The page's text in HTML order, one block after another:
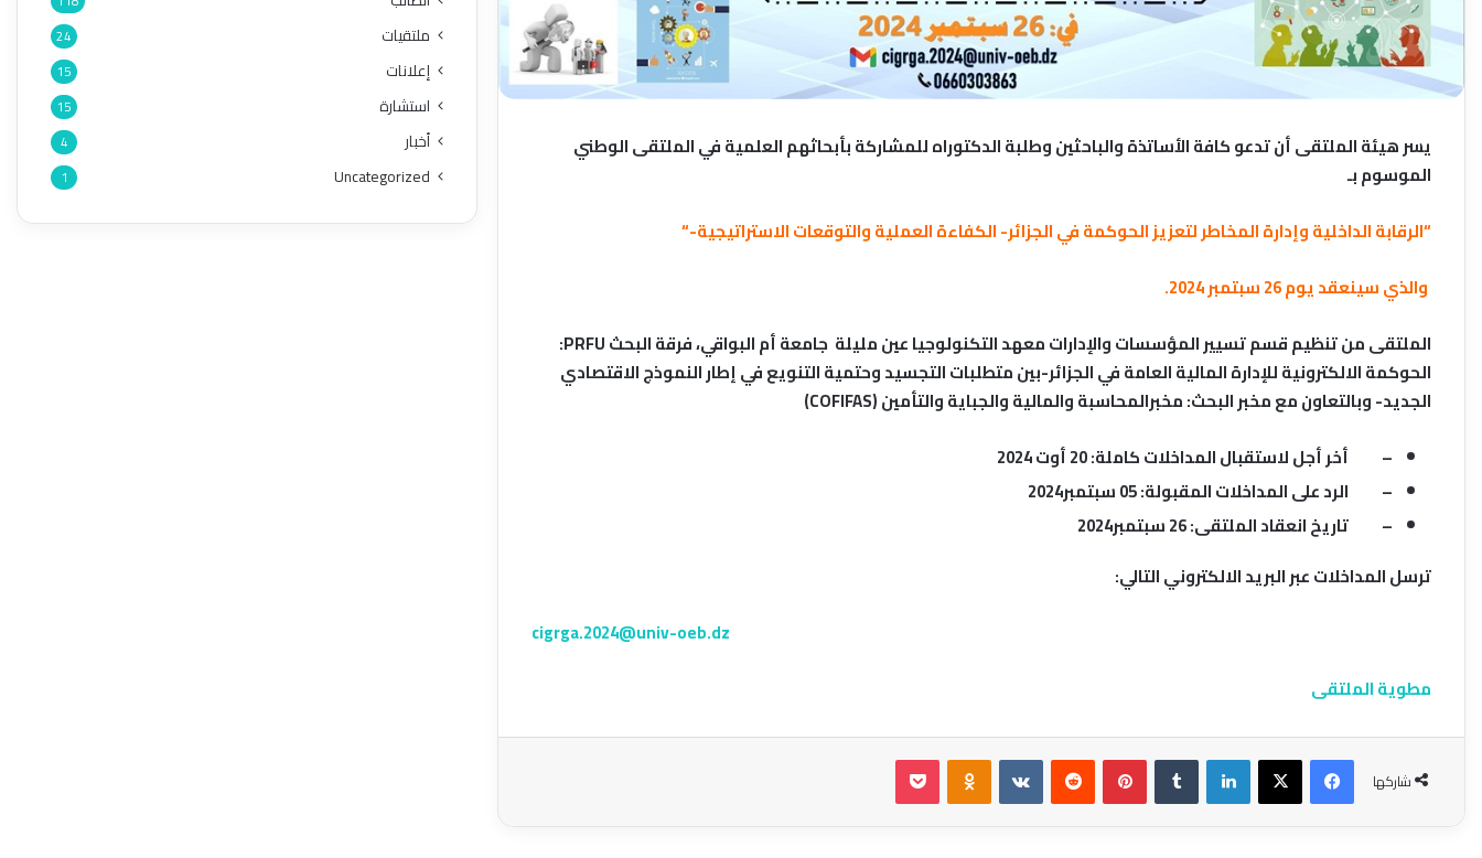
يسر هيئة الملتقى أن تدعو كافة الأساتذة والباحثين وطلبة الدكتوراه للمشاركة بأبحاثهم العلمية في الملتقى الوطني
الموسوم بـ
“الرقابة الداخلية وإدارة المخاطر لتعزيز الحوكمة في الجزائر- الكفاءة العملية والتوقعات الاستراتيجية-“
والذي سينعقد يوم 26 سبتمبر 2024.
الملتقى من تنظيم قسم تسيير المؤسسات والإدارات معهد التكنولوجيا عين مليلة جامعة أم البواقي، فرقة البحث PRFU:
الحوكمة الالكترونية للإدارة المالية العامة في الجزائر-بين متطلبات التجسيد وحتمية التنويع في إطار النموذج الاقتصادي
الجديد- وبالتعاون مع مخبر البحث: مخبرالمحاسبة والمالية والجباية والتأمين (COFIFAS)
– أخر أجل لاستقبال المداخلات كاملة: 20 أوت 2024
– الرد على المداخلات المقبولة: 05 سبتمبر2024
– تاريخ انعقاد الملتقى: 26 سبتمبر2024
ترسل المداخلات عبر البريد الالكتروني التالي:
cigrga.2024@univ-oeb.dz
مطوية الملتقى
شاركها
فيسبوكX لينكدإن بينتيريست Odnoklassniki
بوكيت
ملتقيات 24
إعلانات 15
استشارة 15
أخبار 4
Uncategorized
1